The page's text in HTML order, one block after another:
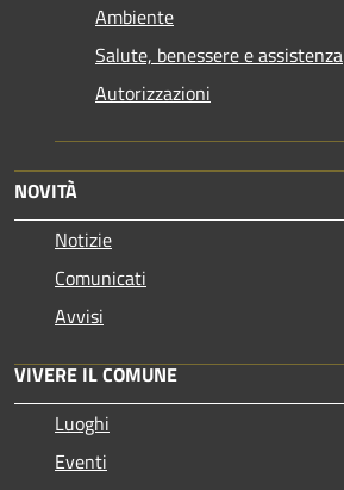
Ambiente
Salute, benessere e assistenza
Autorizzazioni
NOVITÀ
Notizie
Comunicati
Avvisi
VIVERE IL COMUNE
Luoghi
Eventi